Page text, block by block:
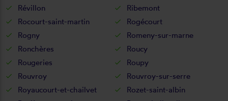
Révillon
Ribemont
Rocourt-saint-martin
Rogécourt
Rogny
Romeny-sur-marne
Ronchères
Roucy
Rougeries
Roupy
Rouvroy
Rouvroy-sur-serre
Royaucourt-et-chailvet
Rozet-saint-albin